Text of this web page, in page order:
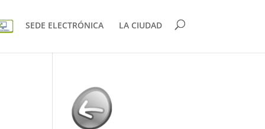
SEDE ELECTRÓNICA LA CIUDAD